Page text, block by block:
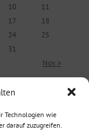
Technologien wie
darauf zuzugreifen.
10
11
17
18
24
25
31
Nov. »